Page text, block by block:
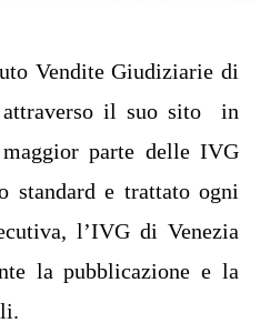
Vendite Giudiziarie di
attraverso il suo sito in
parte delle IVG
standard e trattato ogni
l’IVG di Venezia
la pubblicazione e la